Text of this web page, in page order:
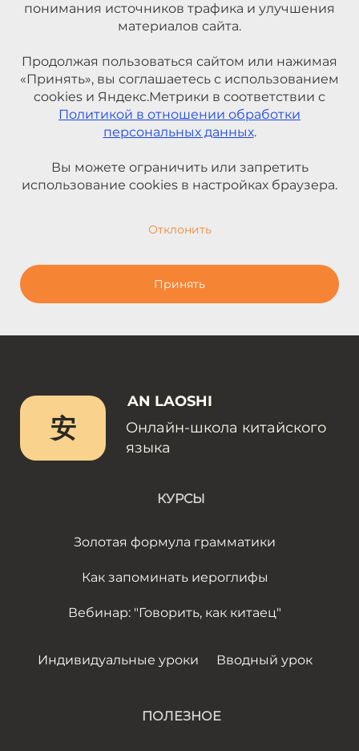
понимания источников трафика и улучшения
материалов сайта.
Продолжая пользоваться сайтом или нажимая
«Принять», вы соглашаетесь с использованием
cookies и Яндекс.Метрики в соответствии с
Политикой в отношении обработки
персональных данных.
Вы можете ограничить или запретить
использование cookies в настройках браузера.
Отклонить
Принять
安
AN LAOSHI
Онлайн-школа китайского
языка
КУРСЫ
Золотая формула грамматики
Как запоминать иероглифы
Вебинар: "Говорить, как китаец"
Индивидуальные уроки Вводный урок
ПОЛЕЗНОЕ